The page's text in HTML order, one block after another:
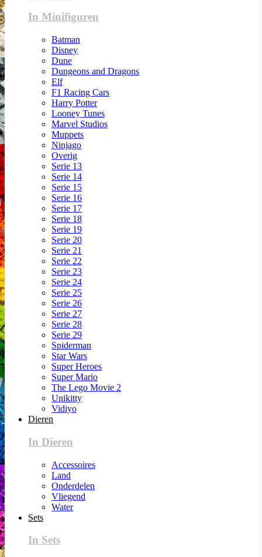
In Minifiguren
Batman
Disney
Dune
Dungeons and Dragons
Elf
F1 Racing Cars
Harry Potter
Looney Tunes
Marvel Studios
Muppets
Ninjago
Overig
Serie 13
Serie 14
Serie 15
Serie 16
Serie 17
Serie 18
Serie 19
Serie 20
Serie 21
Serie 22
Serie 23
Serie 24
Serie 25
Serie 26
Serie 27
Serie 28
Serie 29
Spiderman
Star Wars
Super Heroes
Super Mario
The Lego Movie 2
Unikitty
Vidiyo
Dieren
In Dieren
Accessoires
Land
Onderdelen
Vliegend
Water
Sets
In Sets